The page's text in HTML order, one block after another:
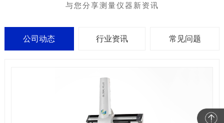
公司动态 行业资讯 常见问题